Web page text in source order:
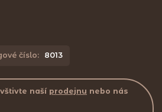
číslo: 8013
naší prodejnu nebo nás